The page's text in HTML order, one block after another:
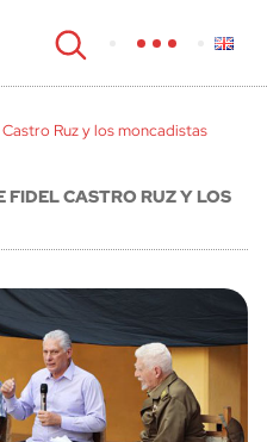
Ruz y los moncadistas
FIDEL CASTRO RUZ Y LOS